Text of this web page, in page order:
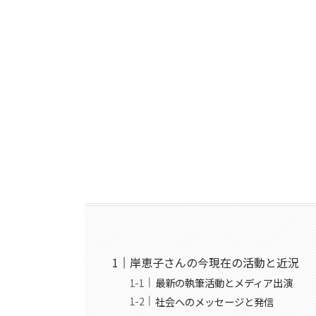
岸恵子さんの今現在の活動と近況
最新の執筆活動とメディア出演
社会へのメッセージと発信